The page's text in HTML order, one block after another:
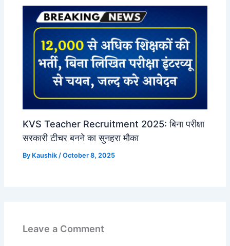
KVS Teacher Recruitment 2025: बिना परीक्षा
सरकारी टीचर बनने का सुनहरा मौका
By Kaushik /October 8, 2025
Leave a Comment